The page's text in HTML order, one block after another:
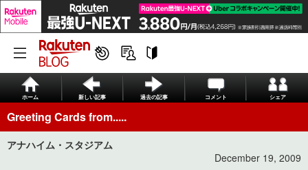
ホーム 新しい記事 過去の記事 コメント シェア
Greeting Cards from.....
アナハイム・スタジアム
December 19, 2009